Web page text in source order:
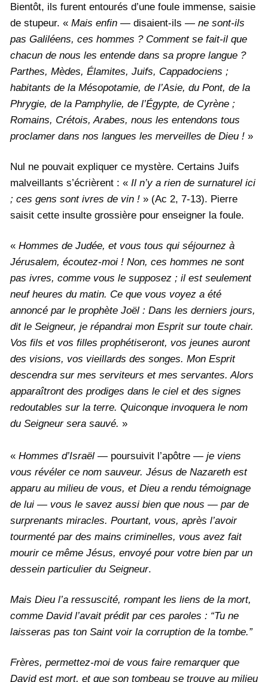
Bientôt, ils furent entourés d’une foule immense, saisie
de stupeur. « Mais enfin — disaient-ils — ne sont-ils
pas Galiléens, ces hommes ? Comment se fait-il que
chacun de nous les entende dans sa propre langue ?
Parthes, Mèdes, Élamites, Juifs, Cappadociens ;
habitants de la Mésopotamie, de l’Asie, du Pont, de la
Phrygie, de la Pamphylie, de l’Égypte, de Cyrène ;
Romains, Crétois, Arabes, nous les entendons tous
proclamer dans nos langues les merveilles de Dieu ! »
Nul ne pouvait expliquer ce mystère. Certains Juifs
malveillants s’écrièrent : « Il n’y a rien de surnaturel ici
; ces gens sont ivres de vin ! » (Ac 2, 7-13). Pierre
saisit cette insulte grossière pour enseigner la foule.
« Hommes de Judée, et vous tous qui séjournez à
Jérusalem, écoutez-moi ! Non, ces hommes ne sont
pas ivres, comme vous le supposez ; il est seulement
neuf heures du matin. Ce que vous voyez a été
annoncé par le prophète Joël : Dans les derniers jours,
dit le Seigneur, je répandrai mon Esprit sur toute chair.
Vos fils et vos filles prophétiseront, vos jeunes auront
des visions, vos vieillards des songes. Mon Esprit
descendra sur mes serviteurs et mes servantes. Alors
apparaîtront des prodiges dans le ciel et des signes
redoutables sur la terre. Quiconque invoquera le nom
du Seigneur sera sauvé. »
« Hommes d’Israël — poursuivit l’apôtre — je viens
vous révéler ce nom sauveur. Jésus de Nazareth est
apparu au milieu de vous, et Dieu a rendu témoignage
de lui — vous le savez aussi bien que nous — par de
surprenants miracles. Pourtant, vous, après l’avoir
tourmenté par des mains criminelles, vous avez fait
mourir ce même Jésus, envoyé pour votre bien par un
dessein particulier du Seigneur.
Mais Dieu l’a ressuscité, rompant les liens de la mort,
comme David l’avait prédit par ces paroles : “Tu ne
laisseras pas ton Saint voir la corruption de la tombe.”
Frères, permettez-moi de vous faire remarquer que
David est mort, et que son tombeau se trouve au milieu